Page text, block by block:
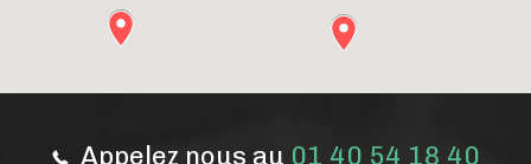
Appelez nous au 01 40 54 18 40